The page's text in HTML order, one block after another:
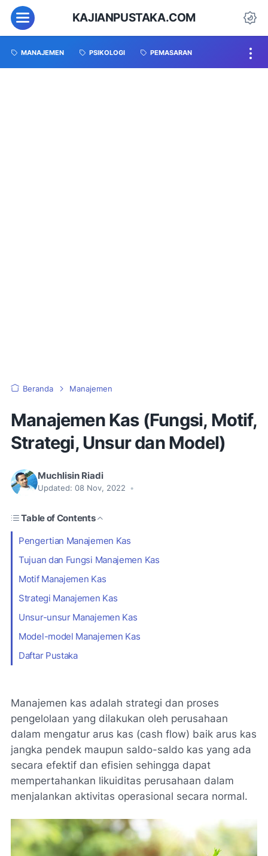
KAJIANPUSTAKA.COM
MANAJEMEN PSIKOLOGI PEMASARAN
Beranda Manajemen
Manajemen Kas (Fungsi, Motif,
Strategi, Unsur dan Model)
Muchlisin Riadi
Updated: 08 Nov, 2022 •
Table of Contents
Pengertian Manajemen Kas
Tujuan dan Fungsi Manajemen Kas
Motif Manajemen Kas
Strategi Manajemen Kas
Unsur-unsur Manajemen Kas
Model-model Manajemen Kas
Daftar Pustaka
Manajemen kas adalah strategi dan proses
pengelolaan yang dilakukan oleh perusahaan
dalam mengatur arus kas (cash flow) baik arus kas
jangka pendek maupun saldo-saldo kas yang ada
secara efektif dan efisien sehingga dapat
mempertahankan likuiditas perusahaan dalam
menjalankan aktivitas operasional secara normal.